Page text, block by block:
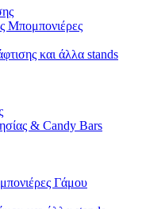
Μπομπονιέρες
και άλλα stands
& Candy Bars
Γάμου